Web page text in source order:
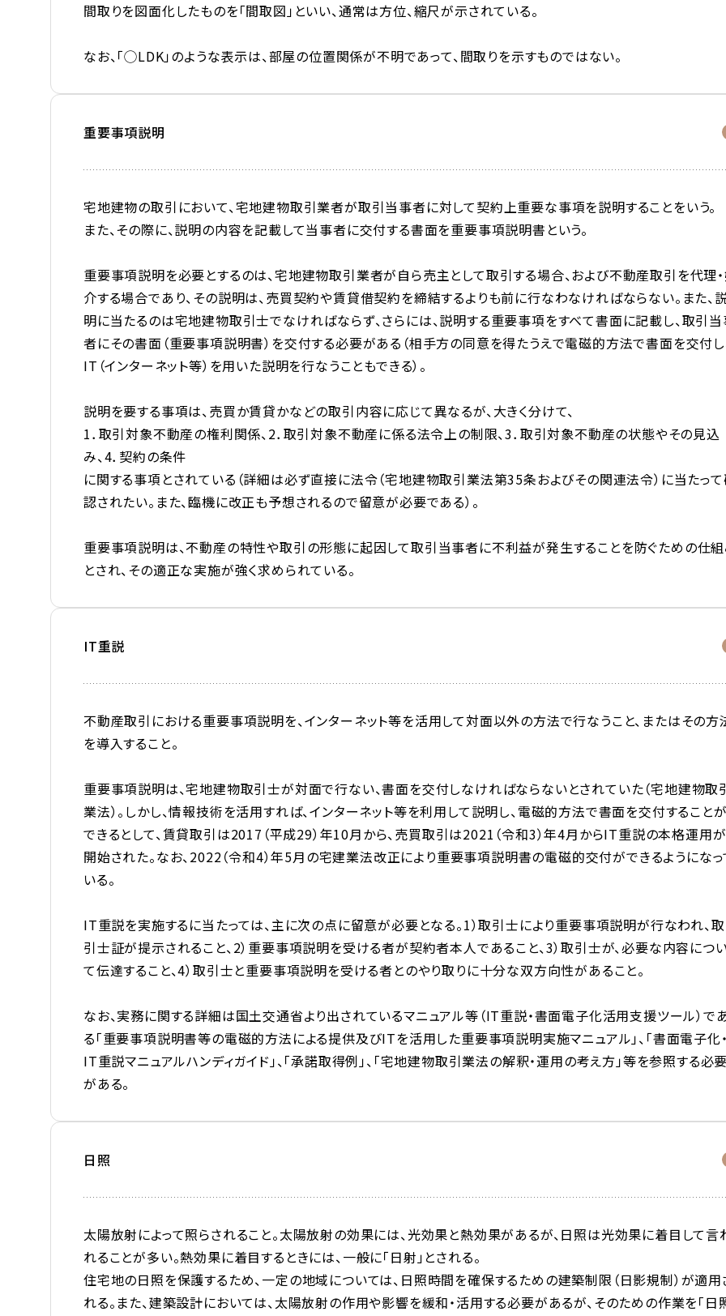
間取りを図面化したものを「間取図」といい、通常は方位、縮尺が示されている。
なお、「◯LDK」のような表示は、部屋の位置関係が不明であって、間取りを示すものではない。
重要事項説明
宅地建物の取引において、宅地建物取引業者が取引当事者に対して契約上重要な事項を説明することをいう。
また、その際に、説明の内容を記載して当事者に交付する書面を重要事項説明書という。
重要事項説明を必要とするのは、宅地建物取引業者が自ら売主として取引する場合、および不動産取引を代理
介する場合であり、その説明は、売買契約や賃貸借契約を締結するよりも前に行なわなければならない。また、
明に当たるのは宅地建物取引士でなければならず、さらには、説明する重要事項をすべて書面に記載し、取引
者にその書面（重要事項説明書）を交付する必要がある（相手方の同意を得たうえで電磁的方法で書面を交付し
IT（インターネット等）を用いた説明を行なうこともできる）。
説明を要する事項は、売買か賃貸かなどの取引内容に応じて異なるが、大きく分けて、
1．取引対象不動産の権利関係、2．取引対象不動産に係る法令上の制限、3．取引対象不動産の状態やその見込
み、4．契約の条件
に関する事項とされている（詳細は必ず直接に法令（宅地建物取引業法第35条およびその関連法令）に当たっ
認されたい。また、臨機に改正も予想されるので留意が必要である）。
重要事項説明は、不動産の特性や取引の形態に起因して取引当事者に不利益が発生することを防ぐための仕
とされ、その適正な実施が強く求められている。
IT重説
不動産取引における重要事項説明を、インターネット等を活用して対面以外の方法で行なうこと、またはその方
を導入すること。
重要事項説明は、宅地建物取引士が対面で行ない、書面を交付しなければならないとされていた（宅地建物取
業法）。しかし、情報技術を活用すれば、インターネット等を利用して説明し、電磁的方法で書面を交付することが
できるとして、賃貸取引は2017（平成29）年10月から、売買取引は2021（令和3）年4月からIT重説の本格運用が
開始された。なお、2022（令和4）年5月の宅建業法改正により重要事項説明書の電磁的交付ができるようになっ
いる。
IT重説を実施するに当たっては、主に次の点に留意が必要となる。1）取引士により重要事項説明が行なわれ、取
引士証が提示されること、2）重要事項説明を受ける者が契約者本人であること、3）取引士が、必要な内容につ
て伝達すること、4）取引士と重要事項説明を受ける者とのやり取りに十分な双方向性があること。
なお、実務に関する詳細は国土交通省より出されているマニュアル等（IT重説・書面電子化活用支援ツール）で
る「重要事項説明書等の電磁的方法による提供及びITを活用した重要事項説明実施マニュアル」、「書面電子化・
IT重説マニュアルハンディガイド」、「承諾取得例」、「宅地建物取引業法の解釈・運用の考え方」等を参照する必要
がある。
日照
太陽放射によって照らされること。太陽放射の効果には、光効果と熱効果があるが、日照は光効果に着目して言
れることが多い。熱効果に着目するときには、一般に「日射」とされる。
住宅地の日照を保護するため、一定の地域については、日照時間を確保するための建築制限（日影規制）が適用
れる。また、建築設計においては、太陽放射の作用や影響を緩和・活用する必要があるが、そのための作業を「日